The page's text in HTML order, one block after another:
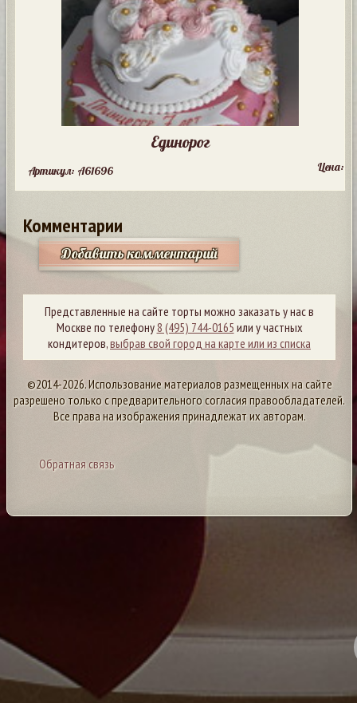
Единорог
Артикул: A61696 Цена:
Комментарии
Добавить комментарий
Представленные на сайте торты можно заказать у нас в
Москве по телефону8 (495) 744-0165 или у частных
кондитеров,выбрав свой город на карте или из списка
©2014-2026. Использование материалов размещенных на сайте
разрешено только с предварительного согласия правообладателей.
Все права на изображения принадлежат их авторам.
Обратная связь